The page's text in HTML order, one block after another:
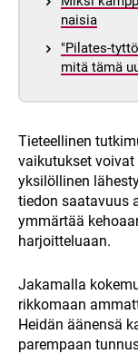
naisia
"Pilates-
mitä tämä
Tieteellinen
vaikutukset voivat
yksilöllinen
tiedon saatavuus
ymmärtää
harjoitteluaan.
Jakamalla
rikkomaan
Heidän äänensä
parempaan